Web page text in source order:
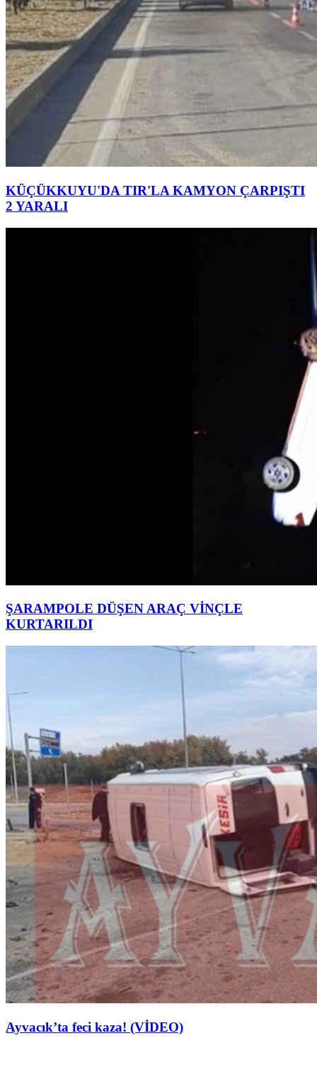
KÜÇÜKKUYU'DA TIR'LA KAMYON ÇARPIŞTI
2 YARALI
ŞARAMPOLE DÜŞEN ARAÇ VİNÇLE
KURTARILDI
Ayvacık’ta feci kaza! (VİDEO)